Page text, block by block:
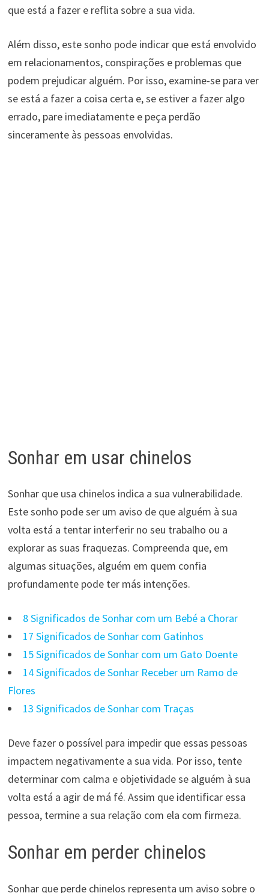
que está a fazer e reflita sobre a sua vida.
Além disso, este sonho pode indicar que está envolvido
em relacionamentos, conspirações e problemas que
podem prejudicar alguém. Por isso, examine-se para ver
se está a fazer a coisa certa e, se estiver a fazer algo
errado, pare imediatamente e peça perdão
sinceramente às pessoas envolvidas.
Sonhar em usar chinelos
Sonhar que usa chinelos indica a sua vulnerabilidade.
Este sonho pode ser um aviso de que alguém à sua
volta está a tentar interferir no seu trabalho ou a
explorar as suas fraquezas. Compreenda que, em
algumas situações, alguém em quem confia
profundamente pode ter más intenções.
8 Significados de Sonhar com um Bebé a Chorar
17 Significados de Sonhar com Gatinhos
15 Significados de Sonhar com um Gato Doente
14 Significados de Sonhar Receber um Ramo de
Flores
13 Significados de Sonhar com Traças
Deve fazer o possível para impedir que essas pessoas
impactem negativamente a sua vida. Por isso, tente
determinar com calma e objetividade se alguém à sua
volta está a agir de má fé. Assim que identificar essa
pessoa, termine a sua relação com ela com firmeza.
Sonhar em perder chinelos
Sonhar que perde chinelos representa um aviso sobre o